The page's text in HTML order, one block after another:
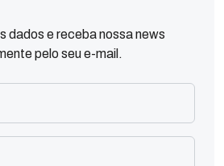
dados e receba nossa news
pelo seu e-mail.